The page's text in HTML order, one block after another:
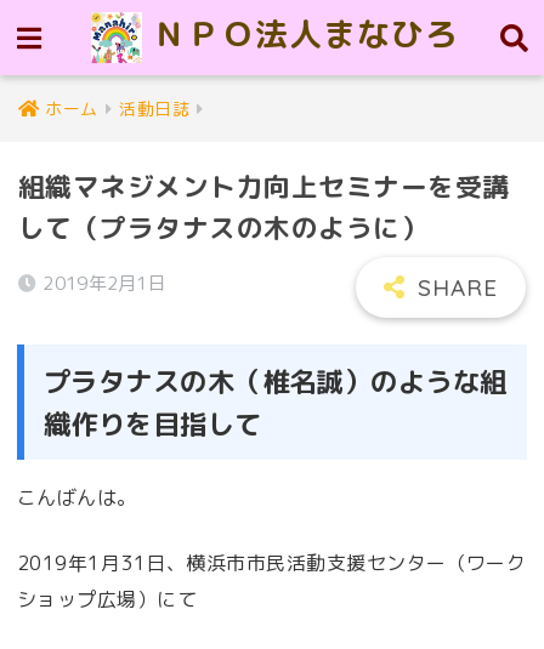
ＮＰＯ法人まなひろ
ホーム 活動日誌
組織マネジメント力向上セミナーを受講
して（プラタナスの木のように）
2019年2月1日
プラタナスの木（椎名誠）のような組
織作りを目指して
こんばんは。
2019年1月31日、横浜市市民活動支援センター（ワーク
ショップ広場）にて